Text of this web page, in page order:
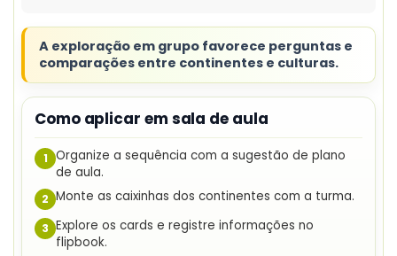
A exploração em grupo favorece perguntas e
comparações entre continentes e culturas.
Como aplicar em sala de aula
1 Organize a sequência com a sugestão de plano
de aula.
2 Monte as caixinhas dos continentes com a turma.
3 Explore os cards e registre informações no
flipbook.